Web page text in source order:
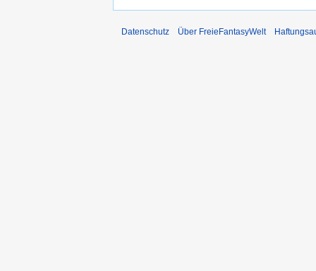
Datenschutz Über FreieFantasyWelt